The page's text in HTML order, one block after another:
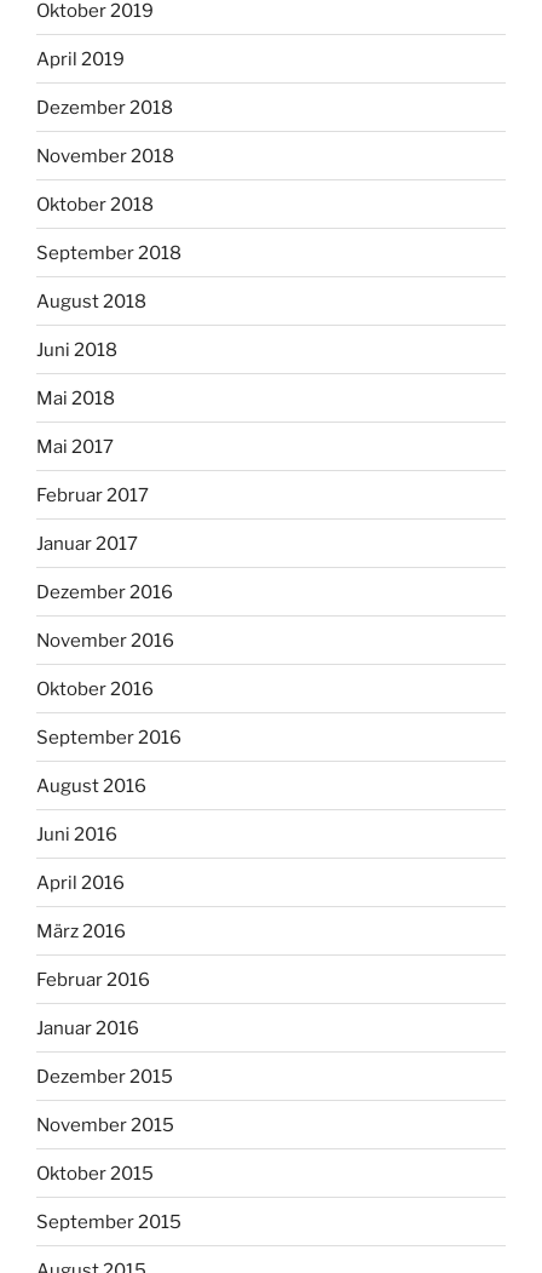
Oktober 2019
April 2019
Dezember 2018
November 2018
Oktober 2018
September 2018
August 2018
Juni 2018
Mai 2018
Mai 2017
Februar 2017
Januar 2017
Dezember 2016
November 2016
Oktober 2016
September 2016
August 2016
Juni 2016
April 2016
März 2016
Februar 2016
Januar 2016
Dezember 2015
November 2015
Oktober 2015
September 2015